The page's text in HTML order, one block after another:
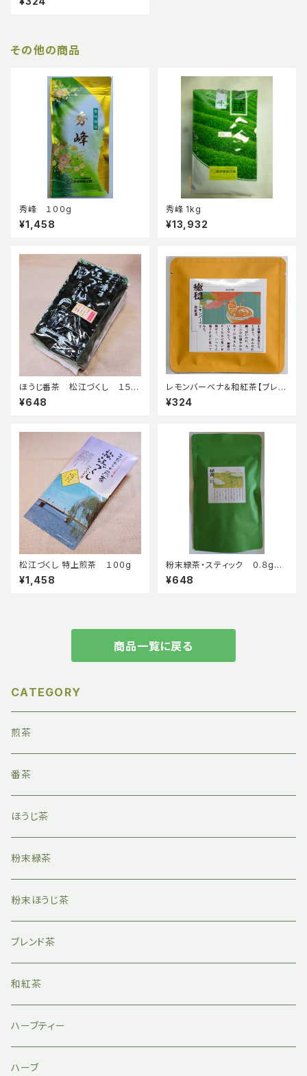
その他の商品
秀峰 １００g
¥1,458
秀峰 1kg
¥13,932
ほうじ番茶 松江づくし １５０
g
¥648
レモンバーベナ＆和紅茶【ブレン
ドハーブティー】
¥324
松江づくし 特上煎茶 １００g
¥1,458
粉末緑茶・スティック ０.８g×１
５包
¥648
商品一覧に戻る
CATEGORY
煎茶
番茶
ほうじ茶
粉末緑茶
粉末ほうじ茶
ブレンド茶
和紅茶
ハーブティー
ハーブ